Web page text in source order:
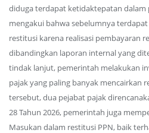
diduga terdapat ketidaktepatan dalam
mengakui bahwa sebelumnya
restitusi karena realisasi pembayaran
dibandingkan laporan internal yang
tindak lanjut, pemerintah melakukan
pajak yang paling banyak mencairkan
tersebut, dua pejabat pajak
28 Tahun 2026, pemerintah juga
Masukan dalam restitusi PPN, baik